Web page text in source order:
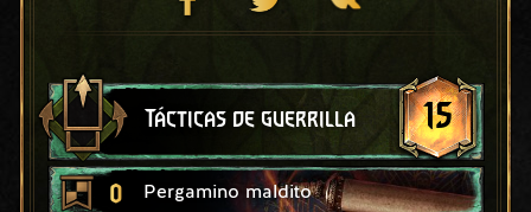
Tácticas de guerrilla 15
0 Pergamino maldito